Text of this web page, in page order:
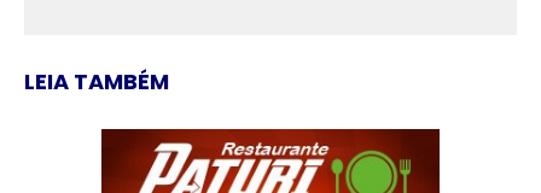
LEIA TAMBÉM